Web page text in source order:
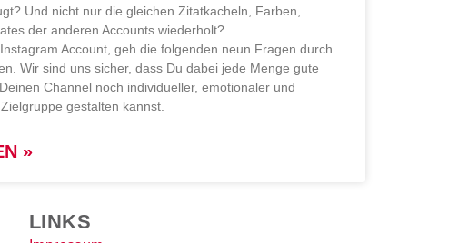
Und nicht nur die gleichen Zitatkacheln, Farben,
der anderen Accounts ⁠wiederholt?
Account, geh die folgenden neun Fragen durch
Wir sind uns sicher, dass Du dabei jede Menge gute
Channel noch individueller, emotionaler und
gestalten kannst.
»
LINKS